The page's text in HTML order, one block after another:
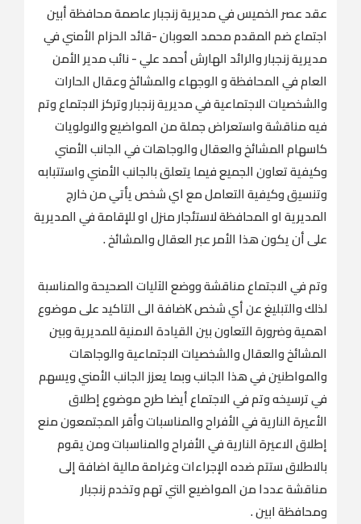
عقد عصر الخميس في مديرية زنجبار عاصمة محافظة أبين
اجتماع ضم المقدم محمد العوبان -قائد الحزام الأمني في
مديرية زنجبار والرائد الهارش أحمد علي - نائب مدير الأمن
العام في المحافظة و الوجهاء والمشائخ وعقال الحارات
والشخصيات الاجتماعية في مديرية زنجبار وتركز الاجتماع وتم
فيه مناقشة واستعراض جملة من المواضيع والاولويات
كاسهام المشائخ والعقال والوجاهات في الجانب الأمني
وكيفية تعاون الجميع فيما يتعلق بالجانب الأمني واستتبابه
وتنسيق وكيفية التعامل مع اي شخص يأتي من خارج
المديرية او المحافظة لاستئجار منزل او للإقامة في المديرية
على أن يكون هذا الأمر عبر العقال والمشائخ .
وتم في الاجتماع مناقشة ووضع الآليات الصحيحة والمناسبة
لذلك والتبليغ عن أي شخص Kضافة الى التاكيد على موضوع
اهمية وضرورة التعاون بين القيادة الامنية للمديرية وبين
المشائخ والعقال والشخصيات الاجتماعية والوجاهات
والمواطنين في هذا الجانب وبما يعزز الجانب الأمني ويسهم
في ترسيخه وتم في الاجتماع أيضا طرح موضوع إطلاق
الأعيرة النارية في الأفراح والمناسبات وأقر المجتمعون منع
إطلاق الاعيرة النارية في الأفراح والمناسبات ومن يقوم
بالاطلاق ستتم ضده الإجراءات وغرامة مالية اضافة إلى
مناقشة عددا من المواضيع التي تهم وتخدم زنجبار
ومحافظة ابين .